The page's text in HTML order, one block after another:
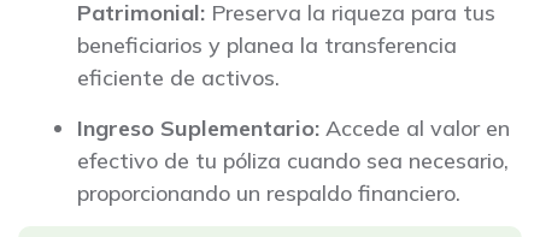
Patrimonial: Preserva la riqueza para tus
beneficiarios y planea la transferencia
eficiente de activos.
Ingreso Suplementario: Accede al valor en
efectivo de tu póliza cuando sea necesario,
proporcionando un respaldo financiero.